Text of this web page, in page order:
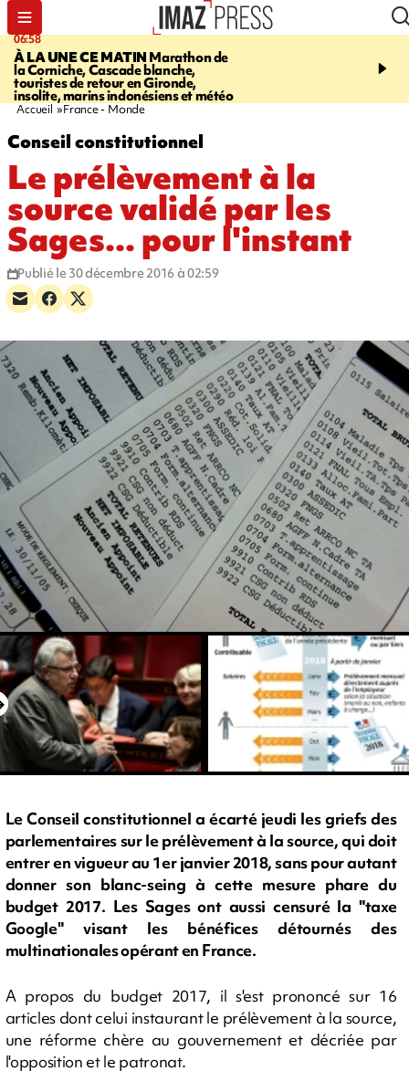
06:58
À LA UNE CE MATIN Marathon de
la Corniche, Cascade blanche,
touristes de retour en Gironde,
insolite, marins indonésiens et météo
09:14
touristes au Porge,
Accueil France - Monde
Conseil constitutionnel
Le prélèvement à la
source validé par les
Sages... pour l'instant
Publié le 30 décembre 2016 à 02:59
Le Conseil constitutionnel a écarté jeudi les griefs des
parlementaires sur le prélèvement à la source, qui doit
entrer en vigueur au 1er janvier 2018, sans pour autant
donner son blanc-seing à cette mesure phare du
budget 2017. Les Sages ont aussi censuré la "taxe
Google" visant les bénéfices détournés des
multinationales opérant en France.
A propos du budget 2017, il s'est prononcé sur 16
articles dont celui instaurant le prélèvement à la source,
une réforme chère au gouvernement et décriée par
l'opposition et le patronat.